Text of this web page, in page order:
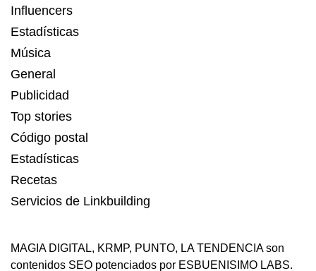
Influencers
Estadísticas
Música
General
Publicidad
Top stories
Código postal
Estadísticas
Recetas
Servicios de Linkbuilding
MAGIA DIGITAL, KRMP, PUNTO, LA TENDENCIAson
contenidos SEO potenciados por ESBUENISIMO LABS.